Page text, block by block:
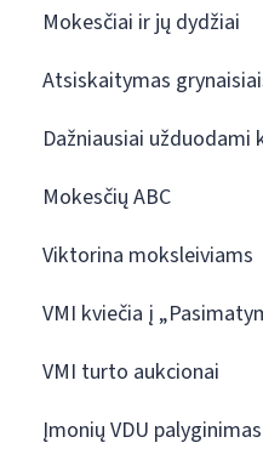
Mokesčiai ir jų dydžiai
Atsiskaitymas
Dažniausiai užduodami
Mokesčių ABC
Viktorina moksleiviams
VMI kviečia į
VMI turto aukcionai
Įmonių VDU palyginimas